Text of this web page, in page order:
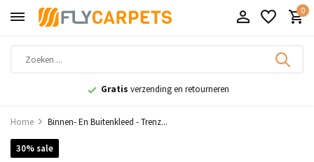
0
Gratis verzending en retourneren
Home Binnen- En Buitenkleed - Trenz...
30% sale